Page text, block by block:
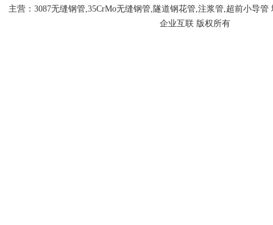
主营：3087无缝钢管,35CrMo无缝钢管,隧道钢花管,注浆管,超前小导
企业互联 版权所有